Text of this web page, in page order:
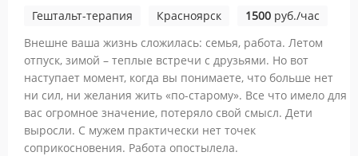
Гештальт-терапия Красноярск 1500 руб./час
Внешне ваша жизнь сложилась: семья, работа. Летом
отпуск, зимой – теплые встречи с друзьями. Но вот
наступает момент, когда вы понимаете, что больше нет
ни сил, ни желания жить «по-старому». Все что имело для
вас огромное значение, потеряло свой смысл. Дети
выросли. С мужем практически нет точек
соприкосновения. Работа опостылела.